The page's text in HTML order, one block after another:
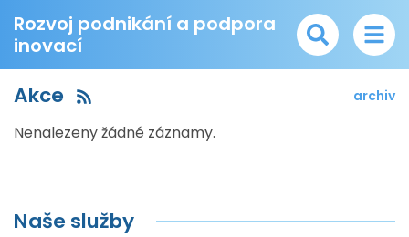
Rozvoj podnikání a podpora
inovací
Akce archiv
Nenalezeny žádné záznamy.
Naše služby